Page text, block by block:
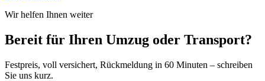
Wir helfen Ihnen weiter
Bereit für Ihren Umzug oder Transport?
Festpreis, voll versichert, Rückmeldung in 60 Minuten – schreiben
Sie uns kurz.